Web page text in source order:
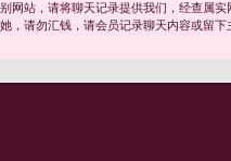
网站，请将聊天记录提供我们，经查属实
，请勿汇钱，请会员记录聊天内容或留